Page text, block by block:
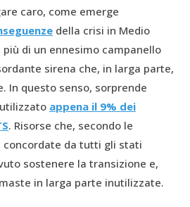
caro, come emerge
della crisi in Medio
di un ennesimo campanello
sirena che, in larga parte,
In questo senso, sorprende
appena il 9% dei
. Risorse che, secondo le
concordate da tutti gli stati
sostenere la transizione e,
in larga parte inutilizzate.